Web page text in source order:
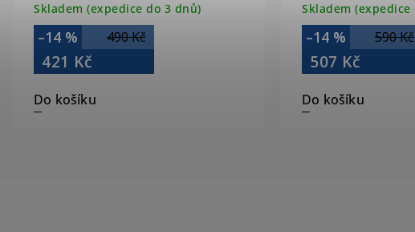
Skladem (expedice do 3 dnů)
490 Kč
–14 %
421 Kč
Do košíku
Skladem (expedice
590 Kč
–14 %
507 Kč
Do košíku